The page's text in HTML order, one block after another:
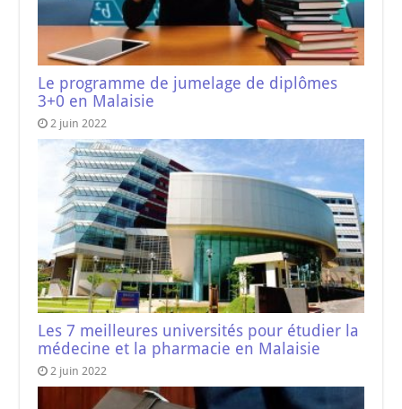
Le programme de jumelage de diplômes
3+0 en Malaisie
2 juin 2022
Les 7 meilleures universités pour étudier la
médecine et la pharmacie en Malaisie
2 juin 2022